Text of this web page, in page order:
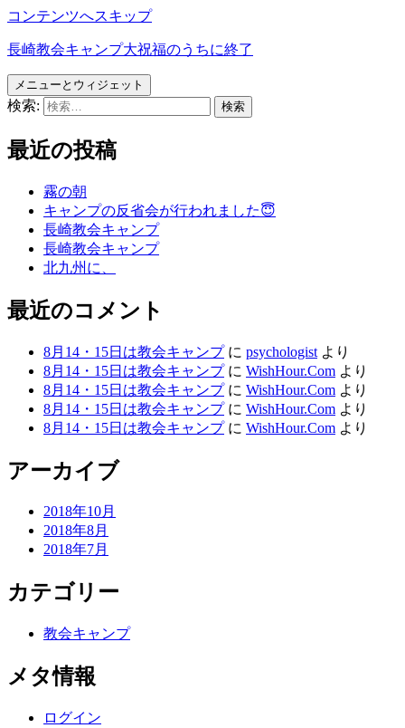
コンテンツへスキップ
長崎教会キャンプ大祝福のうちに終了
メニューとウィジェット
検索:
最近の投稿
霧の朝
キャンプの反省会が行われました😇
長崎教会キャンプ
長崎教会キャンプ
北九州に、
最近のコメント
8月14・15日は教会キャンプに psychologist より
8月14・15日は教会キャンプに WishHour.Com より
8月14・15日は教会キャンプに WishHour.Com より
8月14・15日は教会キャンプに WishHour.Com より
8月14・15日は教会キャンプに WishHour.Com より
アーカイブ
2018年10月
2018年8月
2018年7月
カテゴリー
教会キャンプ
メタ情報
ログイン